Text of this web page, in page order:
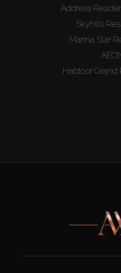
Address
Skyhills
Marina Star
Habtoor Grand